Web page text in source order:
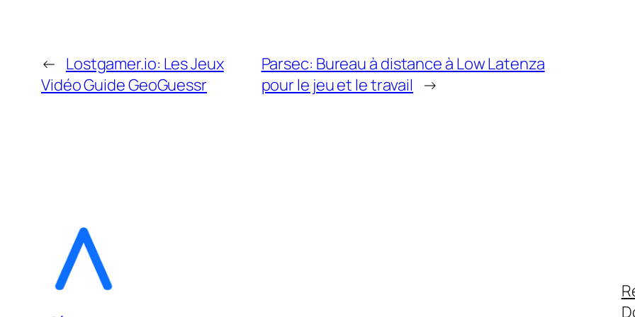
← Lostgamer.io: Les Jeux
Vidéo Guide GeoGuessr
Parsec: Bureau à distance à Low Latenza
pour le jeu et le travail →